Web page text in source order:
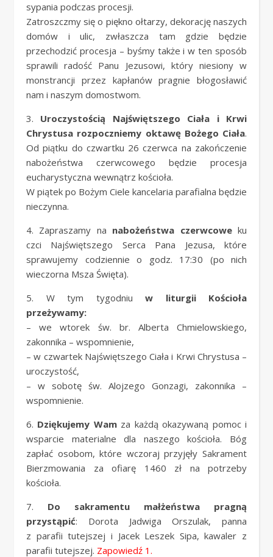
sypania podczas procesji.
Zatroszczmy się o piękno ołtarzy, dekorację naszych
domów i ulic, zwłaszcza tam gdzie będzie
przechodzić procesja – byśmy także i w ten sposób
sprawili radość Panu Jezusowi, który niesiony w
monstrancji przez kapłanów pragnie błogosławić
nam i naszym domostwom.
3. Uroczystością Najświętszego Ciała i Krwi
Chrystusa rozpoczniemy oktawę Bożego Ciała.
Od piątku do czwartku 26 czerwca na zakończenie
nabożeństwa czerwcowego będzie procesja
eucharystyczna wewnątrz kościoła.
W piątek po Bożym Ciele kancelaria parafialna będzie
nieczynna.
4. Zapraszamy na nabożeństwa czerwcoweku
czci Najświętszego Serca Pana Jezusa, które
sprawujemy codziennie o godz. 17:30 (po nich
wieczorna Msza Święta).
5. W tym tygodniu w liturgii Kościoła
przeżywamy:
– we wtorek św. br. Alberta Chmielowskiego,
zakonnika – wspomnienie,
– w czwartek Najświętszego Ciała i Krwi Chrystusa –
uroczystość,
– w sobotę św. Alojzego Gonzagi, zakonnika –
wspomnienie.
6. Dziękujemy Wamza każdą okazywaną pomoc i
wsparcie materialne dla naszego kościoła. Bóg
zapłać osobom, które wczoraj przyjęły Sakrament
Bierzmowania za ofiarę 1460 zł na potrzeby
kościoła.
7. Do sakramentu małżeństwa pragną
przystąpić: Dorota Jadwiga Orszulak, panna
z parafii tutejszej i Jacek Leszek Sipa, kawaler z
parafii tutejszej. Zapowiedź 1.